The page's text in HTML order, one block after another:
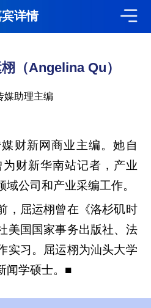
详情
（Angelina Qu）
媒助理主编
新网商业主编。她自
财新华南站记者，产业
公司和产业采编工作。
屈运栩曾在《洛杉矶时
美国国家事务出版社、法
实习。屈运栩为汕头大学
闻学硕士。■